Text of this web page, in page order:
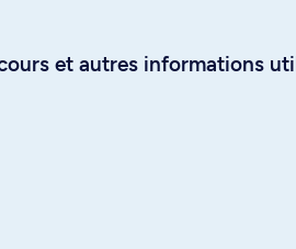
et autres informations